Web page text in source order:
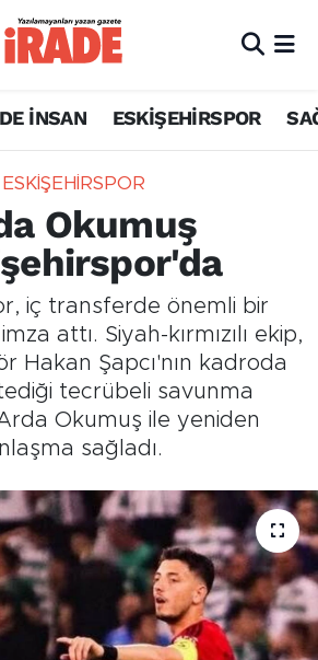
İNSAN ESKİŞEHİRSPOR
ESKİŞEHİRSPOR
Okumuş
iç transferde önemli bir
attı. Siyah-kırmızılı ekip,
Hakan Şapcı'nın kadroda
tecrübeli savunma
Okumuş ile yeniden
sağladı.